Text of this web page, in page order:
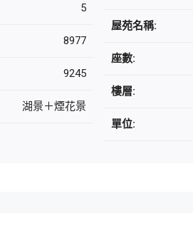
5
8977
9245
湖景＋煙花景
屋苑名稱:
座數:
樓層:
單位: